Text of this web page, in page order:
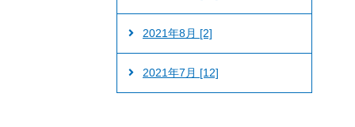
2021年8月 [2]
2021年7月 [12]